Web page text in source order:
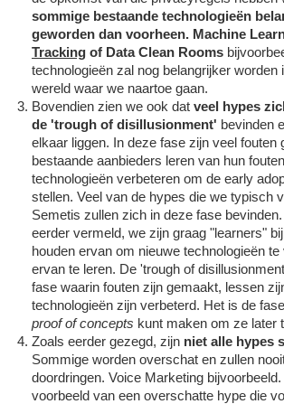
sommige bestaande technologieën
geworden dan voorheen. Machine
Tracking of Data Clean Rooms
technologieën zal nog belangrijker worden
wereld waar we naartoe gaan.
Bovendien zien we ook dat veel hypes
de 'trough of disillusionment' bevinden
elkaar liggen. In deze fase zijn veel fouten
bestaande aanbieders leren van hun
technologieën verbeteren om de early
stellen. Veel van de hypes die we typisch
Semetis zullen zich in deze fase
eerder vermeld, we zijn graag "learners"
houden ervan om nieuwe technologieën
ervan te leren. De 'trough of
fase waarin fouten zijn gemaakt, lessen
proof of concepts kunt maken om ze later
Zoals eerder gezegd, zijn niet alle hypes
Sommige worden overschat en zullen
doordringen. Voice Marketing
voorbeeld van een overschatte hype die